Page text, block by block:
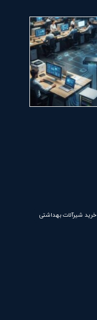
خرید شیرآلات بهداشتی